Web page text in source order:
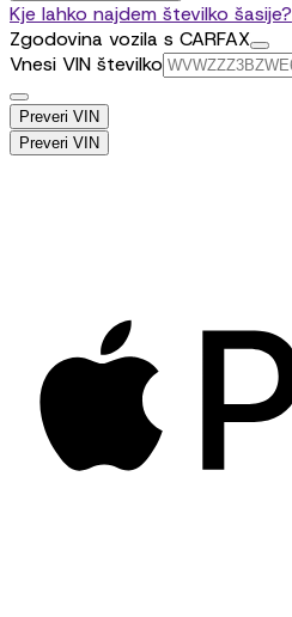
Kje lahko najdem številko šasije?
Zgodovina vozila s CARFAX
Vnesi VIN številko
Preveri VIN
Preveri VIN